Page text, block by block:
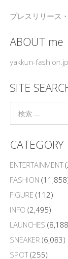
プレスリリース
ABOUT me
yakkun-
SITE
CATEGORY
ENTERTAINMENT
FASHION
FIGURE (112)
INFO (2,495)
LAUNCHES
SNEAKER (6,083)
SPOT(255)